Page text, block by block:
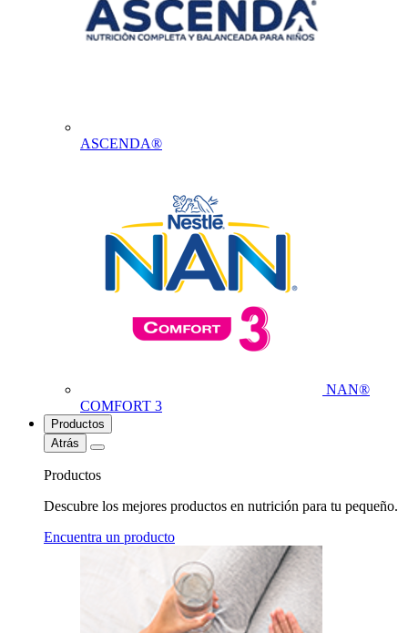
ASCENDA®
NAN®
COMFORT 3
Productos
Atrás
Productos
Descubre los mejores productos en nutrición para tu pequeño.
Encuentra un producto